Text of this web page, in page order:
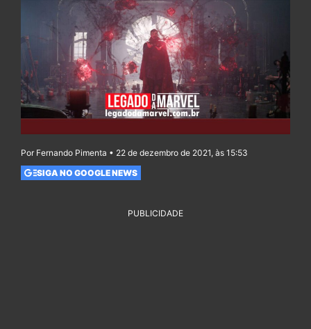
Por Fernando Pimenta • 22 de dezembro de 2021, às 15:53
SIGA NO GOOGLE NEWS
PUBLICIDADE